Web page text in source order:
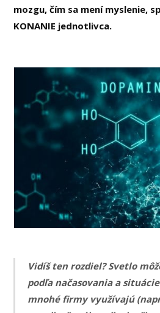
mozgu, čím sa mení myslenie,
KONANIE jednotlivca.
Vidíš ten rozdiel? Svetlo
podľa načasovania a
mnohé firmy využívajú